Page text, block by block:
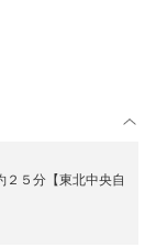
２５分【東北中央自